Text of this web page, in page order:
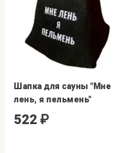
Шапка для сауны "Мне
лень, я пельмень"
522 ₽